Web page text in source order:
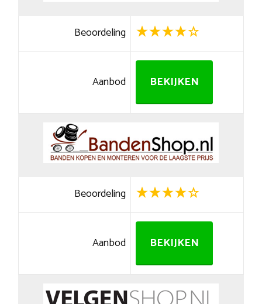
Beoordeling
Aanbod BEKIJKEN
Beoordeling
Aanbod BEKIJKEN